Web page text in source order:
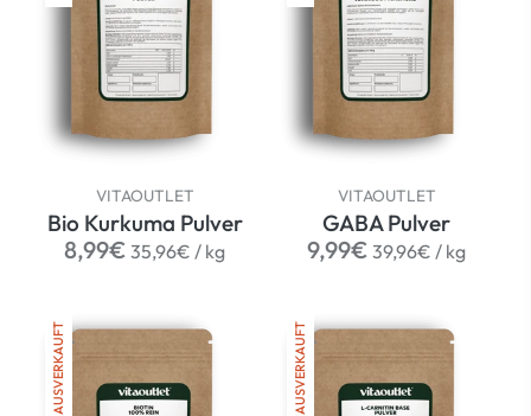
VITAOUTLET
Bio Kurkuma Pulver
Normaler
8,99€ 35,96€ / per
kg
VITAOUTLET
GABA Pulver
Normaler
9,99€ 39,96€ / per
kg
AUSVERKAUFT AUSVERKAUFT